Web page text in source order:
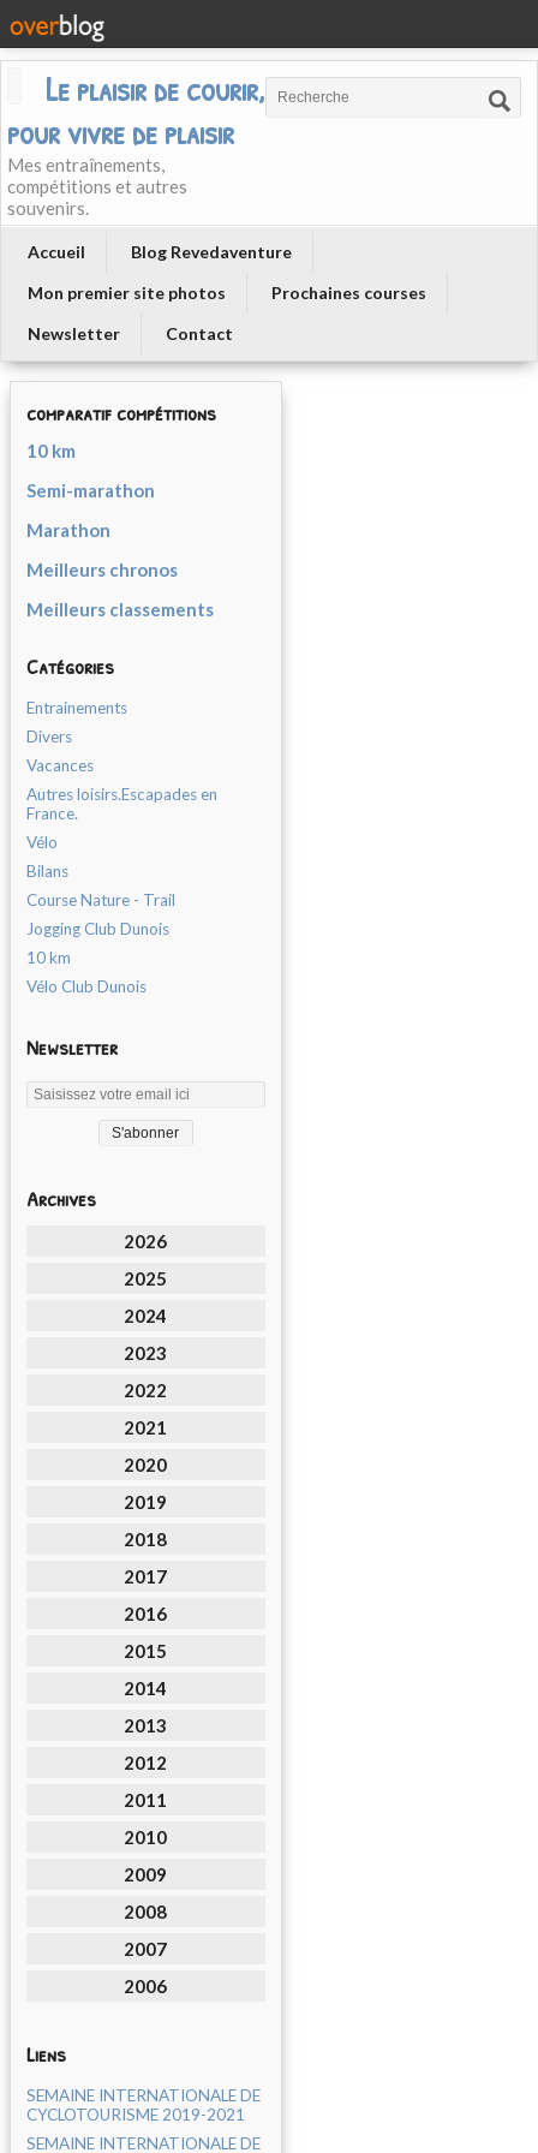
Le plaisir de courir, courir
pour vivre de plaisir
Mes entraînements,
compétitions et autres
souvenirs.
Accueil
Blog Revedaventure
Mon premier site photos
Prochaines courses
Newsletter
Contact
comparatif compétitions
10 km
Semi-marathon
Marathon
Meilleurs chronos
Meilleurs classements
Catégories
Entrainements
Divers
Vacances
Autres loisirs.Escapades en
France.
Vélo
Bilans
Course Nature - Trail
Jogging Club Dunois
10 km
Vélo Club Dunois
Newsletter
Archives
2026
2025
2024
2023
2022
2021
2020
2019
2018
2017
2016
2015
2014
2013
2012
2011
2010
2009
2008
2007
2006
Liens
SEMAINE INTERNATIONALE DE
CYCLOTOURISME 2019-2021
SEMAINE INTERNATIONALE DE